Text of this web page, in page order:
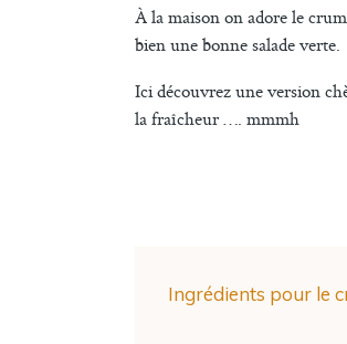
À la maison on adore le
bien une bonne salade verte.
Ici découvrez une version
la fraîcheur …. mmmh
Ingrédients pour le